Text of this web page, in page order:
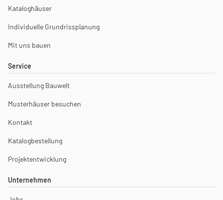
Kataloghäuser
Individuelle Grundrissplanung
Mit uns bauen
Service
Ausstellung Bauwelt
Musterhäuser besuchen
Kontakt
Katalogbestellung
Projektentwicklung
Unternehmen